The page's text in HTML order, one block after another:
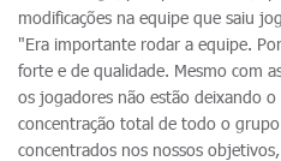
modificações na equipe que saiu
"Era importante rodar a equipe.
forte e de qualidade. Mesmo com
os jogadores não estão deixando
concentração total de todo o
concentrados nos nossos